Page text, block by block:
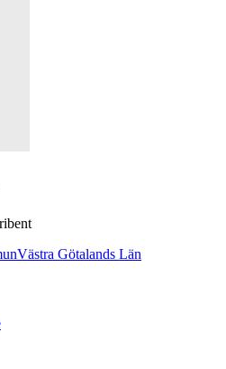
Västra Götalands Län